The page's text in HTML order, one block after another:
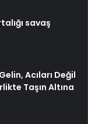
savaş
Acıları Değil
Taşın Altına